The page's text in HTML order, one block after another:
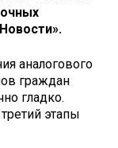
аналогового
граждан
гладко.
этапы